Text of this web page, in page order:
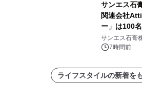
サンエス石
関連会社
ー」は100
れました。
サンエス石膏
7時間前
ライフスタイルの新着を